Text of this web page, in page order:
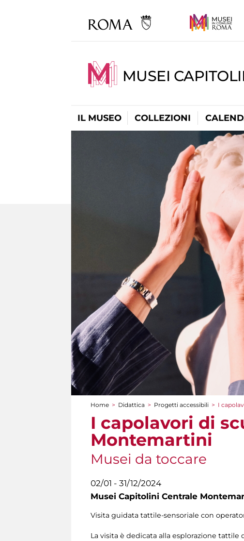
MUSEI
IL MUSEO COLLEZIONI
Tu sei qui
Home > Didattica > Progetti accessibili > I
I capolavori di
Montemartini
Musei da toccare
02/01 - 31/12/2024
Musei Capitolini Centrale
Visita guidata tattile-sensoriale con
La visita è dedicata alla esplorazione